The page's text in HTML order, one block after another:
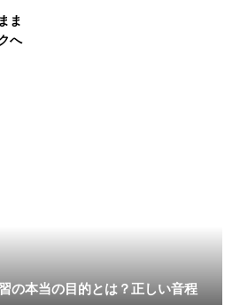
ま
へ
の本当の目的とは？正しい音程